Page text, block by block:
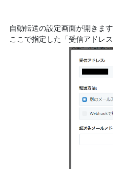
自動転送の設定画面が開きます
ここで指定した「受信アドレ